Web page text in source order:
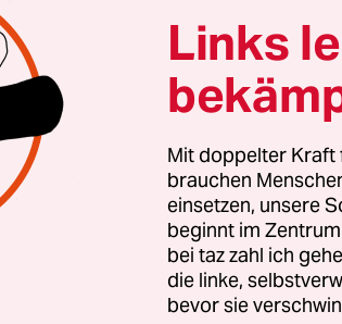
der jüdischen Bürger*innen zur
auf der Welt halten auch
Abstand zur Obrigkeit, weil
Alltag gefährden wollen. Also
Gründe: Immer wieder
antisemitischer Angriffe.
Behörden damit begonnen
dem Eingang der Al-Aksa-
Links
Mit doppelter Kraft
brauchen
einsetzen, unsere
beginnt im
bei taz zahl ich
die linke,
bevor sie